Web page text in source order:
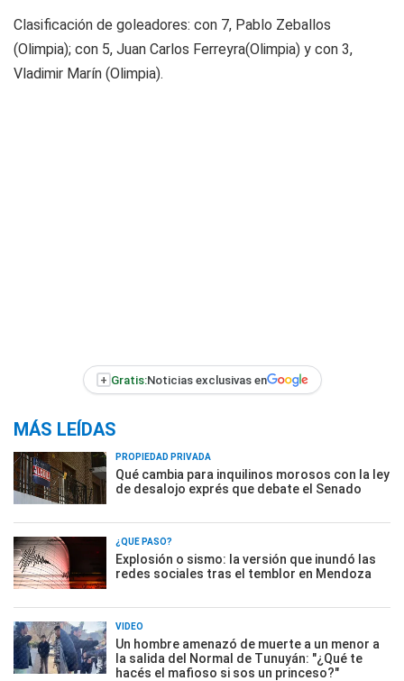
Clasificación de goleadores: con 7, Pablo Zeballos
(Olimpia); con 5, Juan Carlos Ferreyra(Olimpia) y con 3,
Vladimir Marín (Olimpia).
+ Gratis:Noticias exclusivas en
MÁS LEÍDAS
PROPIEDAD PRIVADA
Qué cambia para inquilinos morosos con la ley
de desalojo exprés que debate el Senado
¿QUÉ PASÓ?
Explosión o sismo: la versión que inundó las
redes sociales tras el temblor en Mendoza
VIDEO
Un hombre amenazó de muerte a un menor a
la salida del Normal de Tunuyán: "¿Qué te
hacés el mafioso si sos un princeso?"